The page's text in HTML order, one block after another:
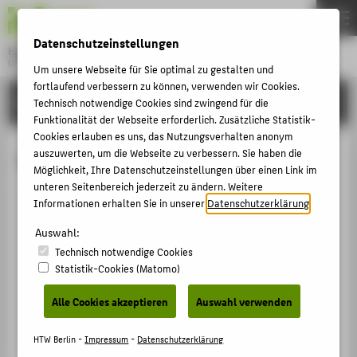
Hochschule für Technik und Wirtschaft Berlin
University of Applied Sciences
Menu
HOCHSCHULE
Olivia Hidalgo Miranda
Olivia.HidalgoMiranda@HTW-Berlin.de
Campus Wilhelminenhof
WH Gebäude A , 404
Wilhelminenhofstraße 75A
12459Berlin
THEMEN
HOCHSCHULE
CAMPUS
STUDIUM
LEHRE
KARRIERE
INTERNATIONAL
INFORMATIONEN FÜR
Datenschutzeinstellungen
Um unsere Webseite für Sie optimal zu gestalten und
fortlaufend verbessern zu können, verwenden wir Cookies.
Technisch notwendige Cookies sind zwingend für die
Funktionalität der Webseite erforderlich. Zusätzliche Statistik-
Cookies erlauben es uns, das Nutzungsverhalten anonym
auszuwerten, um die Webseite zu verbessern. Sie haben die
Möglichkeit, Ihre Datenschutzeinstellungen über einen Link im
unteren Seitenbereich jederzeit zu ändern. Weitere
Informationen erhalten Sie in unsererDatenschutzerklärung
Auswahl:
Technisch notwendige Cookies
Statistik-Cookies (Matomo)
Alle Cookies akzeptieren Auswahl verwenden
HTW Berlin -Impressum- Datenschutzerklärung